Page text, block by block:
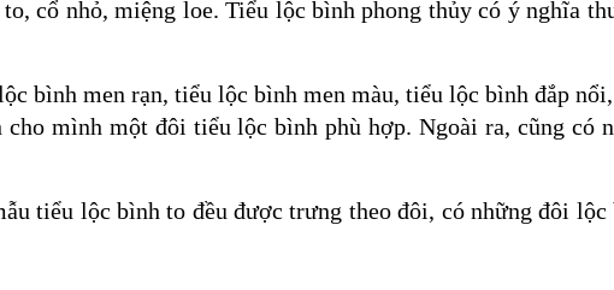
cổ nhỏ, miệng loe. Tiểu lộc bình phong thủy có ý nghĩa
bình men rạn, tiểu lộc bình men màu, tiểu lộc bình đắp
mình một đôi tiểu lộc bình phù hợp. Ngoài ra, cũng có
tiểu lộc bình to đều được trưng theo đôi, có những đôi lộc